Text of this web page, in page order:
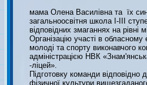
мама Олена Василівна та їх
загальноосвітня школа І-ІІІ
відповідних змаганнях на рівні
Організацію участі в обласному
молоді та спорту виконавчого
адміністрацією НВК
-ліцей».
Підготовку команди
фізичної культури